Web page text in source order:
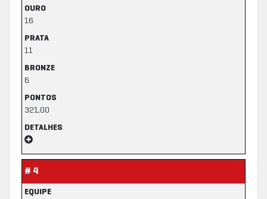
OURO
16
PRATA
11
BRONZE
6
PONTOS
321,00
DETALHES
# 4
EQUIPE